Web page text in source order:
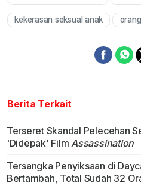
kekerasan seksual anak
Berita Terkait
Terseret Skandal Pelecehan
'Didepak' FilmAssassination
Tersangka Penyiksaan di
Bertambah, Total Sudah 32